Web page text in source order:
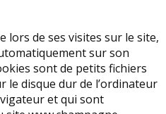
lors de ses visites sur le site,
sur son
sont de petits fichiers
disque dur de l’ordinateur
et qui sont